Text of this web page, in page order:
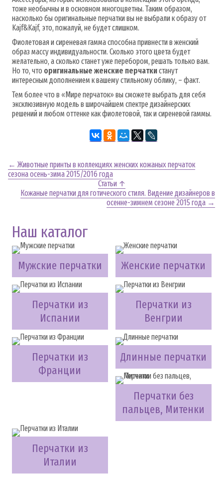
тоже необычны и в основном многоцветны. Таким образом,
насколько бы оригинальные перчатки вы не выбрали к образу от
Kajf&Kajf, это, пожалуй, не будет слишком.
Фиолетовая и сиреневая гамма способна привнести в женский
образ массу индивидуальности. Сколько этого цвета будет
желательно, а сколько станет уже перебором, решать только вам.
Но то, что оригинальные женские перчаткистанут
интересным дополнением к вашему стильному облику, – факт.
Тем более что в «Мире перчаток» вы сможете выбрать для себя
эксклюзивную модель в широчайшем спектре дизайнерских
решений и любом оттенке как фиолетовой, так и сиреневой гаммы.
← Животные принты в коллекциях женских кожаных перчаток
сезона осень-зима 2015/2016 года
Статьи ↑
Кожаные перчатки для готического стиля. Видение дизайнеров в
осенне-зимнем сезоне 2015 года →
Наш каталог
Мужские перчатки Женские перчатки
Перчатки из
Испании
Перчатки из
Венгрии
Перчатки из
Франции
Длинные перчатки
Перчатки без
пальцев, Митенки
Перчатки из
Италии